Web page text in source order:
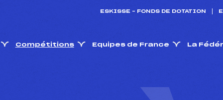
ESKISSE – FONDS DE DOTATION
Compétitions Equipes de France La